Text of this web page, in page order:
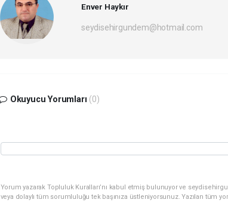
Enver Haykır
seydisehirgundem@hotmail.com
Okuyucu Yorumları (0)
Yorum yazarak Topluluk Kuralları’nı kabul etmiş bulunuyor ve
veya dolaylı tüm sorumluluğu tek başınıza üstleniyorsunuz. Yazılan